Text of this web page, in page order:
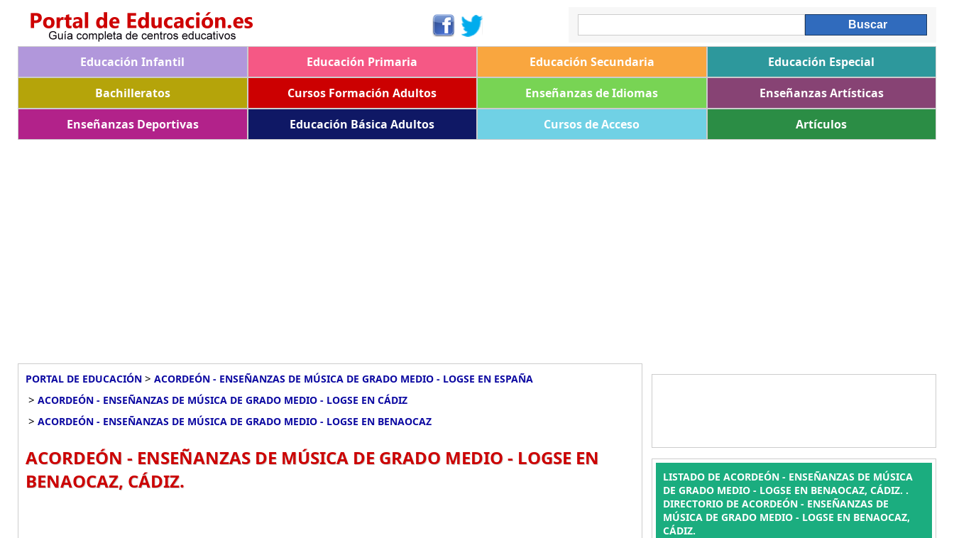
Educación Infantil Educación Primaria Educación Secundaria
Educación Especial
Bachilleratos
Cursos Formación Adultos Enseñanzas de Idiomas
Enseñanzas Artísticas
Enseñanzas Deportivas
Educación Básica Adultos Cursos de Acceso Artículos
PORTAL DE EDUCACIÓN > ACORDEÓN - ENSEÑANZAS DE MÚSICA DE GRADO MEDIO - LOGSE EN ESPAÑA
> ACORDEÓN - ENSEÑANZAS DE MÚSICA DE GRADO MEDIO - LOGSE EN CÁDIZ
> ACORDEÓN - ENSEÑANZAS DE MÚSICA DE GRADO MEDIO - LOGSE EN BENAOCAZ
ACORDEÓN - ENSEÑANZAS DE MÚSICA DE GRADO MEDIO - LOGSE EN
BENAOCAZ, CÁDIZ.
LISTADO DE ACORDEÓN - ENSEÑANZAS DE MÚSICA
DE GRADO MEDIO - LOGSE EN BENAOCAZ, CÁDIZ. .
DIRECTORIO DE ACORDEÓN - ENSEÑANZAS DE
MÚSICA DE GRADO MEDIO - LOGSE EN BENAOCAZ,
CÁDIZ.